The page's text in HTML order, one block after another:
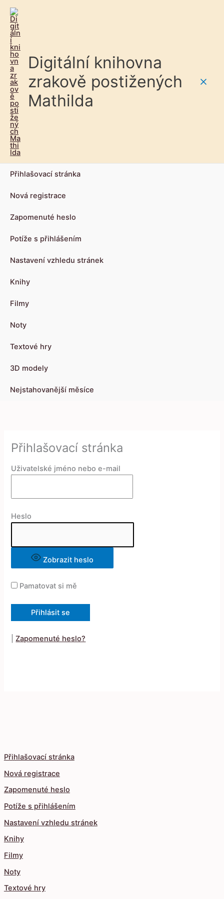
Digitální knihovna
zrakově postižených
Mathilda
Přihlašovací stránka
Nová registrace
Zapomenuté heslo
Potíže s přihlášením
Nastavení vzhledu stránek
Knihy
Filmy
Noty
Textové hry
3D modely
Nejstahovanější měsíce
Přihlašovací stránka
Nová registrace
Zapomenuté heslo
Potíže s přihlášením
Nastavení vzhledu stránek
Knihy
Filmy
Noty
Textové hry
Přihlašovací stránka
Uživatelské jméno nebo e-mail
Heslo
Zobrazit heslo
Pamatovat si mě
|Zapomenuté heslo?